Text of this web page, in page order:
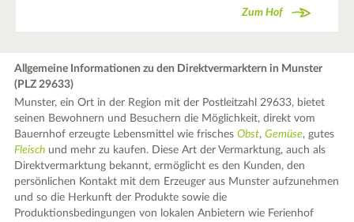
Zum Hof
Allgemeine Informationen zu den Direktvermarktern in Munster
(PLZ 29633)
Munster, ein Ort in der Region mit der Postleitzahl 29633, bietet
seinen Bewohnern und Besuchern die Möglichkeit, direkt vom
Bauernhof erzeugte Lebensmittel wie frischesObst,Gemüse, gutes
Fleisch und mehr zu kaufen. Diese Art der Vermarktung, auch als
Direktvermarktung bekannt, ermöglicht es den Kunden, den
persönlichen Kontakt mit dem Erzeuger aus Munster aufzunehmen
und so die Herkunft der Produkte sowie die
Produktionsbedingungen von lokalen Anbietern wie Ferienhof